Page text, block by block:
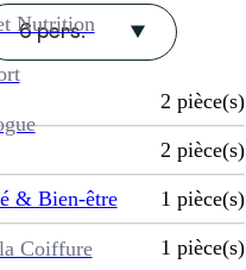
Nutrition
& Bien-être
Coiffure
6 pers.
2 pièce(s)
2 pièce(s)
1 pièce(s)
1 pièce(s)